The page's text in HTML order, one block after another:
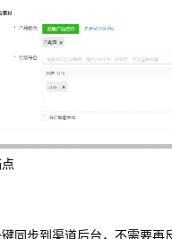
同步到渠道后台，不需要再